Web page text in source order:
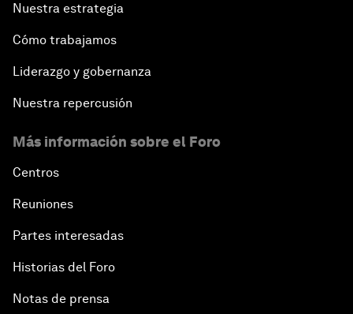
Nuestra estrategia
Cómo trabajamos
Liderazgo y gobernanza
Nuestra repercusión
Más información sobre el Foro
Centros
Reuniones
Partes interesadas
Historias del Foro
Notas de prensa